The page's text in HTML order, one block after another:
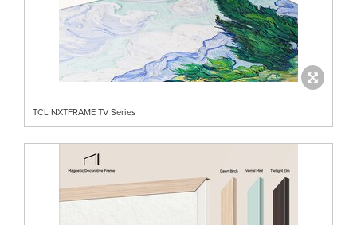
TCL NXTFRAME TV Series